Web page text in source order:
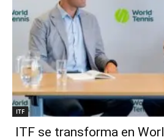
ITF
ITF se transforma en